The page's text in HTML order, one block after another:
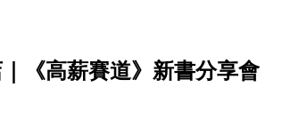
《高薪賽道》新書分享會